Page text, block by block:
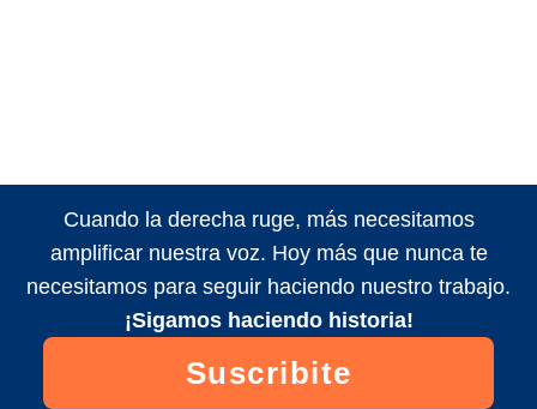
Cuando la derecha ruge, más necesitamos
amplificar nuestra voz. Hoy más que nunca te
necesitamos para seguir haciendo nuestro trabajo.
¡Sigamos haciendo historia!
Suscribite